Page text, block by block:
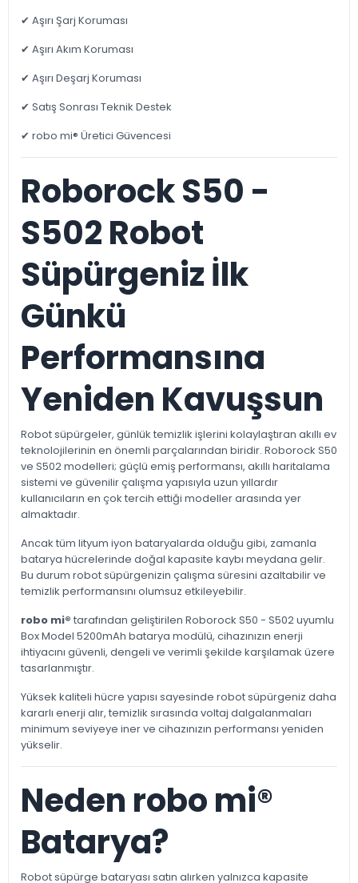
✔ Aşırı Şarj Koruması
✔ Aşırı Akım Koruması
✔ Aşırı Deşarj Koruması
✔ Satış Sonrası Teknik Destek
✔ robo mi® Üretici Güvencesi
Roborock S50 -
S502 Robot
Süpürgeniz İlk
Günkü
Performansına
Yeniden Kavuşsun
Robot süpürgeler, günlük temizlik işlerini kolaylaştıran akıllı ev
teknolojilerinin en önemli parçalarından biridir. Roborock S50
ve S502 modelleri; güçlü emiş performansı, akıllı haritalama
sistemi ve güvenilir çalışma yapısıyla uzun yıllardır
kullanıcıların en çok tercih ettiği modeller arasında yer
almaktadır.
Ancak tüm lityum iyon bataryalarda olduğu gibi, zamanla
batarya hücrelerinde doğal kapasite kaybı meydana gelir.
Bu durum robot süpürgenizin çalışma süresini azaltabilir ve
temizlik performansını olumsuz etkileyebilir.
robo mi® tarafından geliştirilen Roborock S50 - S502 uyumlu
Box Model 5200mAh batarya modülü, cihazınızın enerji
ihtiyacını güvenli, dengeli ve verimli şekilde karşılamak üzere
tasarlanmıştır.
Yüksek kaliteli hücre yapısı sayesinde robot süpürgeniz daha
kararlı enerji alır, temizlik sırasında voltaj dalgalanmaları
minimum seviyeye iner ve cihazınızın performansı yeniden
yükselir.
Neden robo mi®
Batarya?
Robot süpürge bataryası satın alırken yalnızca kapasite